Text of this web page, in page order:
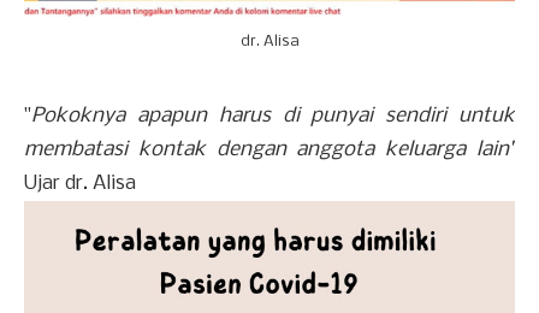
dr. Alisa
"Pokoknya apapun harus di punyai sendiri untuk
membatasi kontak dengan anggota keluarga lain"
Ujar dr. Alisa